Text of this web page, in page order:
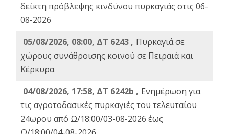
δείκτη πρόβλεψης κινδύνου πυρκαγιάς στις 06-
08-2026
05/08/2026, 08:00, ΔΤ 6243 , Πυρκαγιά σε
χώρους συνάθροισης κοινού σε Πειραιά και
Κέρκυρα
04/08/2026, 17:58, ΔΤ 6242b , Ενημέρωση για
τις αγροτοδασικές πυρκαγιές του τελευταίου
24ωρου από Ω/18:00/03-08-2026 έως